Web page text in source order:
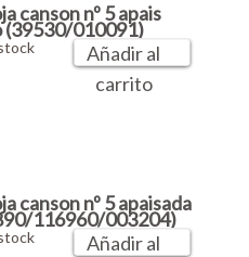
canson nº 5 apais
(39530/010091)
Añadir al
carrito
canson nº 5 apaisada
116960/003204)
Añadir al